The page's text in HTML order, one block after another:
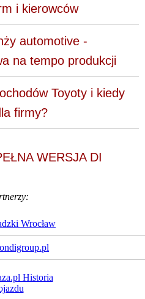
i kierowców
automotive -
na tempo produkcji
Toyoty i kiedy
firmy?
WERSJA DI
Wrocław